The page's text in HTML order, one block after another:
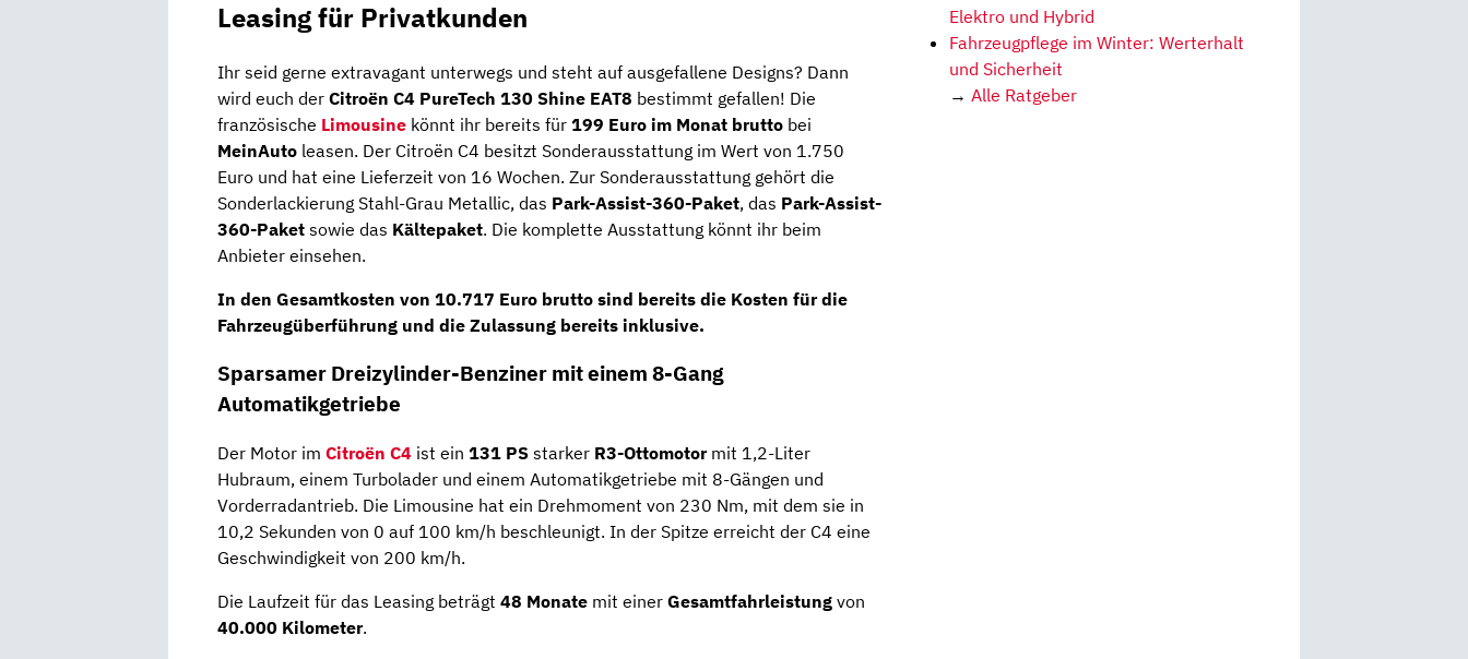
Leasing für Privatkunden
Ihr seid gerne extravagant unterwegs und steht auf ausgefallene Designs? Dann
wird euch der Citroën C4 PureTech 130 Shine EAT8 bestimmt gefallen! Die
französische Limousine könnt ihr bereits für 199 Euro im Monat brutto bei
MeinAuto leasen. Der Citroën C4 besitzt Sonderausstattung im Wert von 1.750
Euro und hat eine Lieferzeit von 16 Wochen. Zur Sonderausstattung gehört die
Sonderlackierung Stahl-Grau Metallic, das Park-Assist-360-Paket, das Park-Assist-
360-Paket sowie das Kältepaket. Die komplette Ausstattung könnt ihr beim
Anbieter einsehen.
In den Gesamtkosten von 10.717 Euro brutto sind bereits die Kosten für die
Fahrzeugüberführung und die Zulassung bereits inklusive.
Sparsamer Dreizylinder-Benziner mit einem 8-Gang
Automatikgetriebe
Der Motor im Citroën C4 ist ein 131 PS starker R3-Ottomotormit 1,2-Liter
Hubraum, einem Turbolader und einem Automatikgetriebe mit 8-Gängen und
Vorderradantrieb. Die Limousine hat ein Drehmoment von 230 Nm, mit dem sie in
10,2 Sekunden von 0 auf 100 km/h beschleunigt. In der Spitze erreicht der C4 eine
Geschwindigkeit von 200 km/h.
Die Laufzeit für das Leasing beträgt 48 Monate mit einer Gesamtfahrleistung von
40.000 Kilometer.
Elektro und Hybrid
Fahrzeugpflege im Winter: Werterhalt
und Sicherheit
→ Alle Ratgeber